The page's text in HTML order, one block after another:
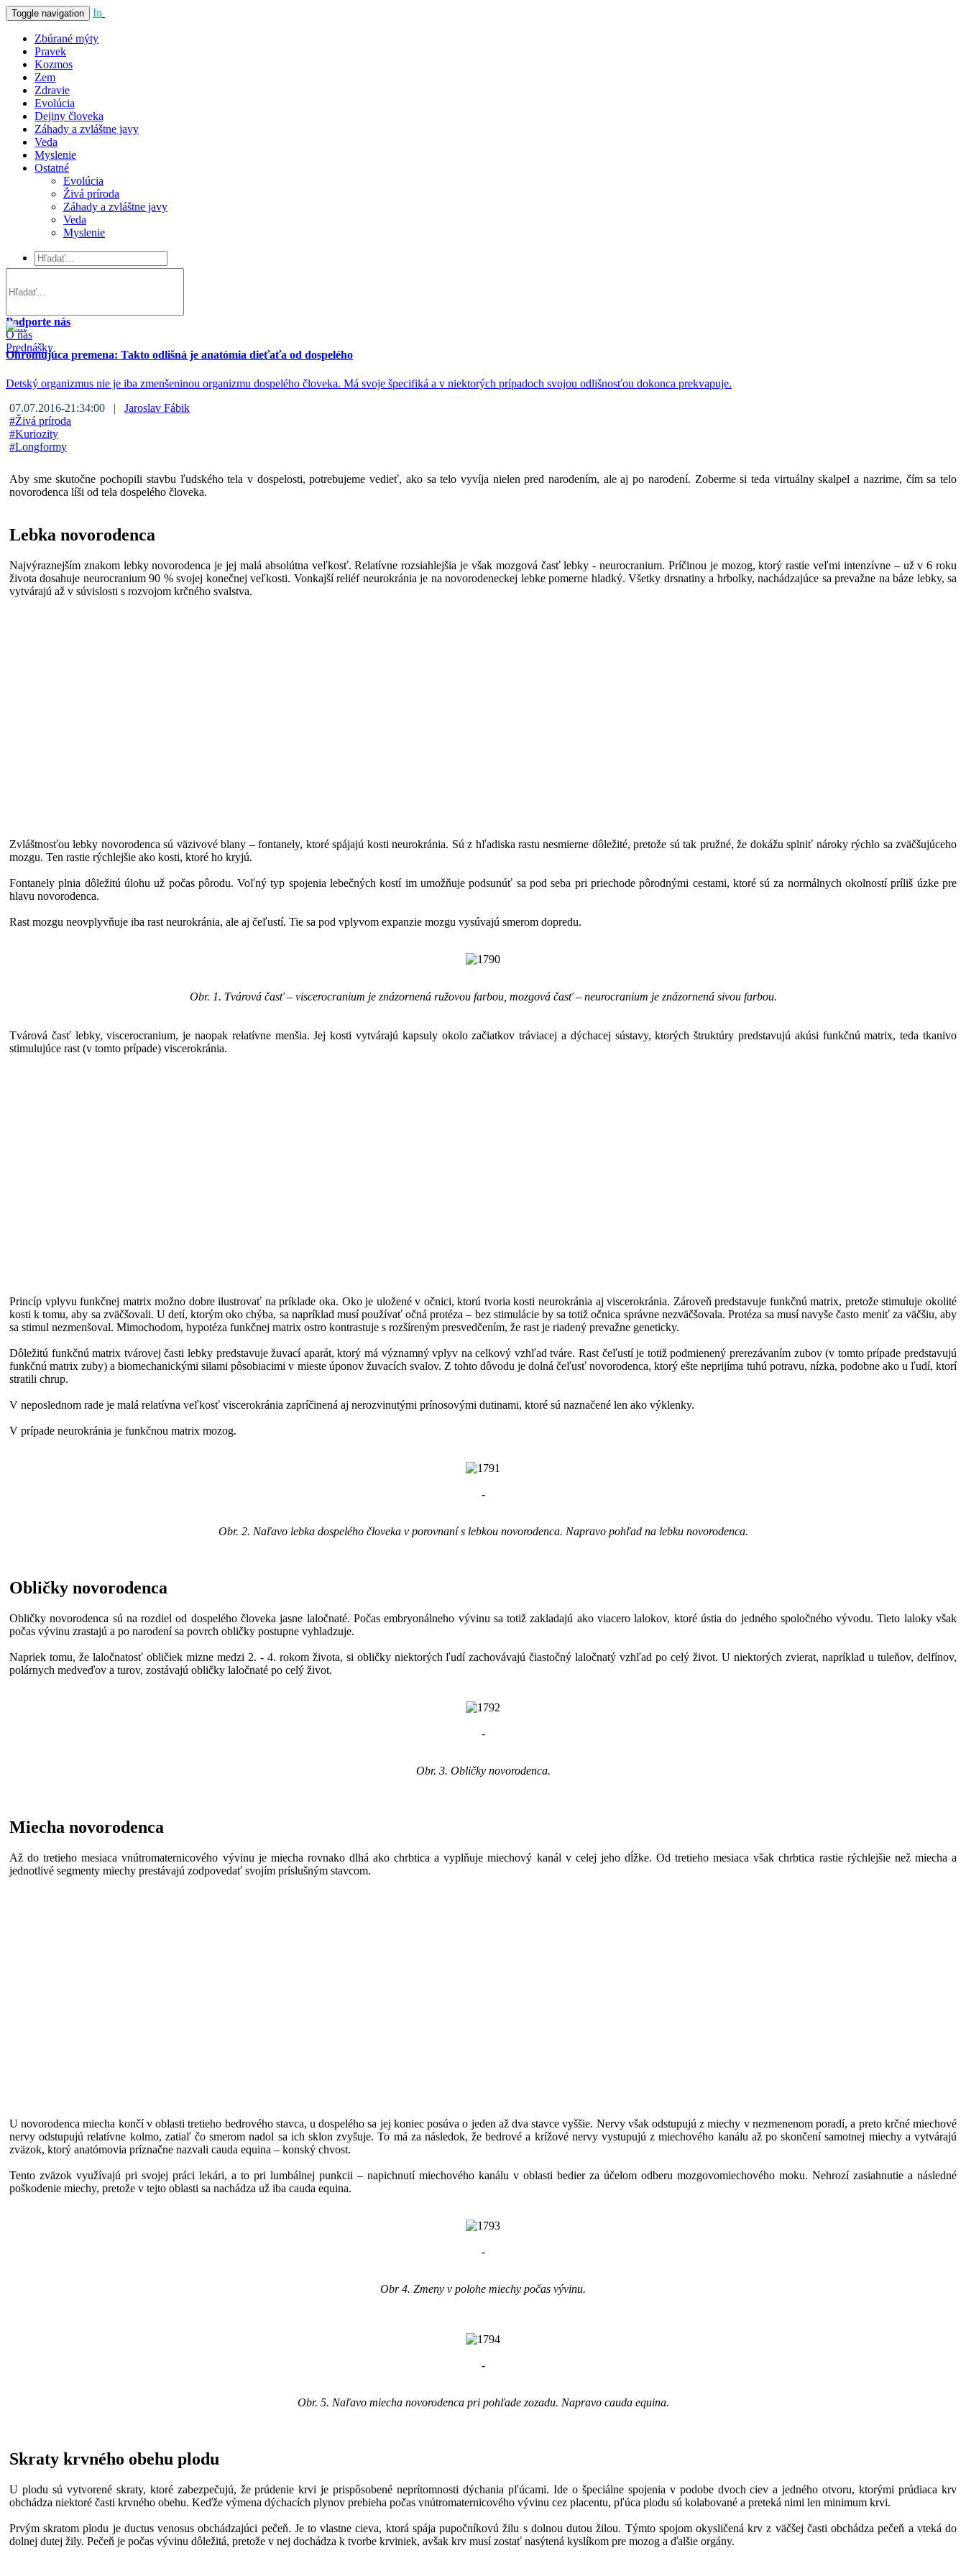
Toggle navigation In
Zbúrané mýty
Pravek
Kozmos
Zem
Zdravie
Evolúcia
Dejiny človeka
Záhady a zvláštne javy
Veda
Myslenie
Ostatné
Evolúcia
Živá príroda
Záhady a zvláštne javy
Veda
Myslenie
Podporte nás
O nás
Prednášky
Ohromujúca premena: Takto odlišná je anatómia dieťaťa od dospelého
Detský organizmus nie je iba zmenšeninou organizmu dospelého človeka. Má svoje špecifiká a v niektorých prípadoch svojou odlišnosťou dokonca prekvapuje.
07.07.2016-21:34:00 | Jaroslav Fábik
#Živá príroda
#Kuriozity
#Longformy
Aby sme skutočne pochopili stavbu ľudského tela v dospelosti, potrebujeme vedieť, ako sa telo vyvíja nielen pred narodením, ale aj po narodení. Zoberme si teda virtuálny skalpel a nazrime, čím sa telo
novorodenca líši od tela dospelého človeka.
Lebka novorodenca
Najvýraznejším znakom lebky novorodenca je jej malá absolútna veľkosť. Relatívne rozsiahlejšia je však mozgová časť lebky - neurocranium. Príčinou je mozog, ktorý rastie veľmi intenzívne – už v 6 roku
života dosahuje neurocranium 90 % svojej konečnej veľkosti. Vonkajší reliéf neurokránia je na novorodeneckej lebke pomerne hladký. Všetky drsnatiny a hrbolky, nachádzajúce sa prevažne na báze lebky, sa
vytvárajú až v súvislosti s rozvojom krčného svalstva.
Zvláštnosťou lebky novorodenca sú väzivové blany – fontanely, ktoré spájajú kosti neurokránia. Sú z hľadiska rastu nesmierne dôležité, pretože sú tak pružné, že dokážu splniť nároky rýchlo sa zväčšujúceho
mozgu. Ten rastie rýchlejšie ako kosti, ktoré ho kryjú.
Fontanely plnia dôležitú úlohu už počas pôrodu. Voľný typ spojenia lebečných kostí im umožňuje podsunúť sa pod seba pri priechode pôrodnými cestami, ktoré sú za normálnych okolností príliš úzke pre
hlavu novorodenca.
Rast mozgu neovplyvňuje iba rast neurokránia, ale aj čeľustí. Tie sa pod vplyvom expanzie mozgu vysúvajú smerom dopredu.
Obr. 1. Tvárová časť – viscerocranium je znázornená ružovou farbou, mozgová časť – neurocranium je znázornená sivou farbou.
Tvárová časť lebky, viscerocranium, je naopak relatívne menšia. Jej kosti vytvárajú kapsuly okolo začiatkov tráviacej a dýchacej sústavy, ktorých štruktúry predstavujú akúsi funkčnú matrix, teda tkanivo
stimulujúce rast (v tomto prípade) viscerokránia.
Princíp vplyvu funkčnej matrix možno dobre ilustrovať na príklade oka. Oko je uložené v očnici, ktorú tvoria kosti neurokránia aj viscerokránia. Zároveň predstavuje funkčnú matrix, pretože stimuluje okolité
kosti k tomu, aby sa zväčšovali. U detí, ktorým oko chýba, sa napríklad musí používať očná protéza – bez stimulácie by sa totiž očnica správne nezväčšovala. Protéza sa musí navyše často meniť za väčšiu, aby
sa stimul nezmenšoval. Mimochodom, hypotéza funkčnej matrix ostro kontrastuje s rozšíreným presvedčením, že rast je riadený prevažne geneticky.
Dôležitú funkčnú matrix tvárovej časti lebky predstavuje žuvací aparát, ktorý má významný vplyv na celkový vzhľad tváre. Rast čeľustí je totiž podmienený prerezávaním zubov (v tomto prípade predstavujú
funkčnú matrix zuby) a biomechanickými silami pôsobiacimi v mieste úponov žuvacích svalov. Z tohto dôvodu je dolná čeľusť novorodenca, ktorý ešte neprijíma tuhú potravu, nízka, podobne ako u ľudí, ktorí
stratili chrup.
V neposlednom rade je malá relatívna veľkosť viscerokránia zapríčinená aj nerozvinutými prínosovými dutinami, ktoré sú naznačené len ako výklenky.
V prípade neurokránia je funkčnou matrix mozog.
-
Obr. 2. Naľavo lebka dospelého človeka v porovnaní s lebkou novorodenca. Napravo pohľad na lebku novorodenca.
Obličky novorodenca
Obličky novorodenca sú na rozdiel od dospelého človeka jasne laločnaté. Počas embryonálneho vývinu sa totiž zakladajú ako viacero lalokov, ktoré ústia do jedného spoločného vývodu. Tieto laloky však
počas vývinu zrastajú a po narodení sa povrch obličky postupne vyhladzuje.
Napriek tomu, že laločnatosť obličiek mizne medzi 2. - 4. rokom života, si obličky niektorých ľudí zachovávajú čiastočný laločnatý vzhľad po celý život. U niektorých zvierat, napríklad u tuleňov, delfínov,
polárnych medveďov a turov, zostávajú obličky laločnaté po celý život.
-
Obr. 3. Obličky novorodenca.
Miecha novorodenca
Až do tretieho mesiaca vnútromaternicového vývinu je miecha rovnako dlhá ako chrbtica a vyplňuje miechový kanál v celej jeho dĺžke. Od tretieho mesiaca však chrbtica rastie rýchlejšie než miecha a
jednotlivé segmenty miechy prestávajú zodpovedať svojím príslušným stavcom.
U novorodenca miecha končí v oblasti tretieho bedrového stavca, u dospelého sa jej koniec posúva o jeden až dva stavce vyššie. Nervy však odstupujú z miechy v nezmenenom poradí, a preto krčné miechové
nervy odstupujú relatívne kolmo, zatiaľ čo smerom nadol sa ich sklon zvyšuje. To má za následok, že bedrové a krížové nervy vystupujú z miechového kanálu až po skončení samotnej miechy a vytvárajú
zväzok, ktorý anatómovia príznačne nazvali cauda equina – konský chvost.
Tento zväzok využívajú pri svojej práci lekári, a to pri lumbálnej punkcii – napichnutí miechového kanálu v oblasti bedier za účelom odberu mozgovomiechového moku. Nehrozí zasiahnutie a následné
poškodenie miechy, pretože v tejto oblasti sa nachádza už iba cauda equina.
-
Obr 4. Zmeny v polohe miechy počas vývinu.
-
Obr. 5. Naľavo miecha novorodenca pri pohľade zozadu. Napravo cauda equina.
Skraty krvného obehu plodu
U plodu sú vytvorené skraty, ktoré zabezpečujú, že prúdenie krvi je prispôsobené neprítomnosti dýchania pľúcami. Ide o špeciálne spojenia v podobe dvoch ciev a jedného otvoru, ktorými prúdiaca krv
obchádza niektoré časti krvného obehu. Keďže výmena dýchacích plynov prebieha počas vnútromaternicového vývinu cez placentu, pľúca plodu sú kolabované a preteká nimi len minimum krvi.
Prvým skratom plodu je ductus venosus obchádzajúci pečeň. Je to vlastne cieva, ktorá spája pupočníkovú žilu s dolnou dutou žilou. Týmto spojom okysličená krv z väčšej časti obchádza pečeň a vteká do
dolnej dutej žily. Pečeň je počas vývinu dôležitá, pretože v nej dochádza k tvorbe krviniek, avšak krv musí zostať nasýtená kyslíkom pre mozog a ďalšie orgány.